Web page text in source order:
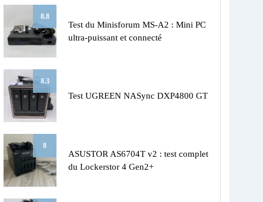
8.8
Test du Minisforum MS-A2 : Mini PC
ultra-puissant et connecté
8.3
Test UGREEN NASync DXP4800 GT
8
ASUSTOR AS6704T v2 : test complet
du Lockerstor 4 Gen2+